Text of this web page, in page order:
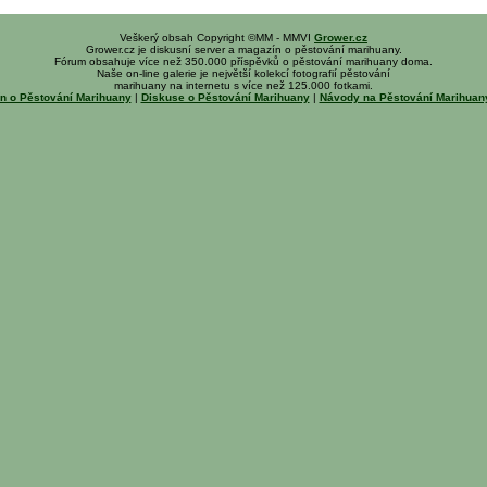
Veškerý obsah Copyright ©MM - MMVI Grower.cz
Grower.cz je diskusní server a magazín o pěstování marihuany.
Fórum obsahuje více než 350.000 příspěvků o pěstování marihuany doma.
Naše on-line galerie je největší kolekcí fotografií pěstování
marihuany na internetu s více než 125.000 fotkami.
o Pěstování Marihuany| Diskuse o Pěstování Marihuany| Návody na Pěstování